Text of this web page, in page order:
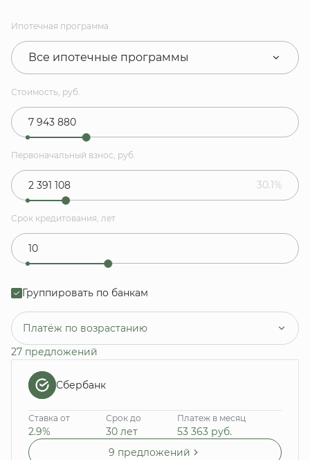
Ипотечная программа
Все ипотечные программы
Стоимость, руб.
Первоначальный взнос, руб.
30.1%
Срок кредитования, лет
Группировать по банкам
Платёж по возрастанию
27 предложений
Сбербанк
Ставка от
2.9%
Срок до
30 лет
Платеж в месяц
53 363 руб.
9 предложений